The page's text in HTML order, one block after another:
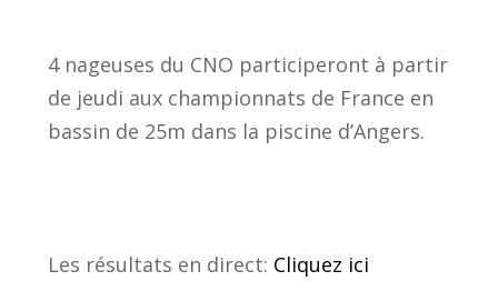
4 nageuses du CNO participeront à partir
de jeudi aux championnats de France en
bassin de 25m dans la piscine d’Angers.
Les résultats en direct: Cliquez ici